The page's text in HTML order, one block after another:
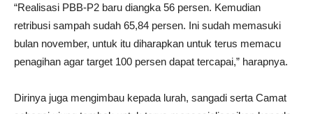
“Realisasi PBB-P2 baru diangka 56 persen. Kemudian
retribusi sampah sudah 65,84 persen. Ini sudah memasuki
bulan november, untuk itu diharapkan untuk terus memacu
penagihan agar target 100 persen dapat tercapai,” harapnya.
Dirinya juga mengimbau kepada lurah, sangadi serta Camat